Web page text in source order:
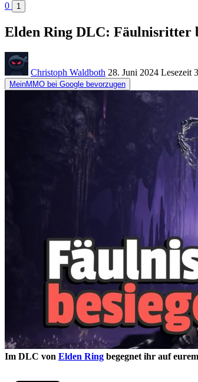
0
1
Elden Ring DLC: Fäulnisritter
Christoph Waldboth 28. Juni 2024 Lesezeit
MeinMMO bei Google bevorzugen
Im DLC von Elden Ring begegnet ihr auf